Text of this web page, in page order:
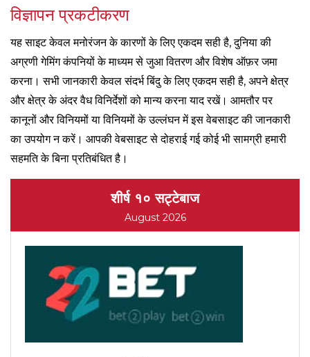
विज्ञापन प्रकटीकरण
यह साइट केवल मनोरंजन के कारणों के लिए एकदम सही है, दुनिया की
अग्रणी गेमिंग कंपनियों के माध्यम से जुआ वितरण और विशेष ऑफ़र जमा
करना। सभी जानकारी केवल संदर्भ बिंदु के लिए एकदम सही है, अपने क्षेत्र
और क्षेत्र के अंदर वैध विनिर्देशों को मान्य करना याद रखें। आमतौर पर
कानूनों और विनियमों या विनियमों के उल्लंघन में इस वेबसाइट की जानकारी
का उपयोग न करें। आपकी वेबसाइट से दोहराई गई कोई भी सामग्री हमारी
सहमति के बिना प्रतिबंधित है।
शीर्ष १० सट्टेबाज
August 2026